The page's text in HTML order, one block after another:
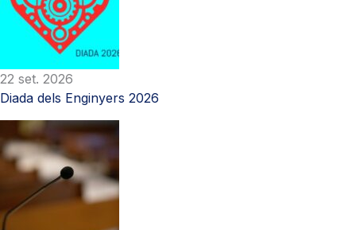
22 set. 2026
Diada dels Enginyers 2026